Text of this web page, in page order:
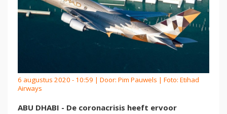
6 augustus 2020 - 10:59 | Door: Pim Pauwels | Foto: Etihad
Airways
ABU DHABI - De coronacrisis heeft ervoor